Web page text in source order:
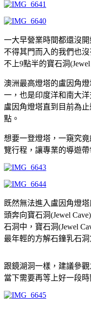
一大早營業時間都還沒
不得其門而入的我們也
不上9點半的寶石洞
澳洲最高燈塔的盧因角
一，也是印度洋和南大
盧因角燈塔直到目前為
點。
想要一登燈塔，一窺究
覽行程，讓專業的導遊
既然無法進入盧因角燈
頭奔向寶石洞(Jewel
石洞中，寶石洞(Jewel
最年輕的方解石鐘乳石洞
跟鏡湖洞一樣，建議參
當下需要再等上好一段